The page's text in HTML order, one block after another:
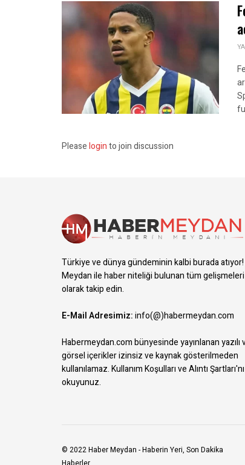
Pleaseloginto join discussion
Türkiye ve dünya gündeminin kalbi burada
Meydan ile haber niteliği bulunan tüm gelişmeleri
olarak takip edin.
E-Mail Adresimiz:info(@)habermeydan.com
Habermeydan.com bünyesinde yayınlanan yazılı
görsel içerikler izinsiz ve kaynak gösterilmeden
kullanılamaz.Kullanım Koşulları ve Alıntı Şartları'nı
okuyunuz.
© 2022Haber Meydan - Haberin Yeri, Son Dakika